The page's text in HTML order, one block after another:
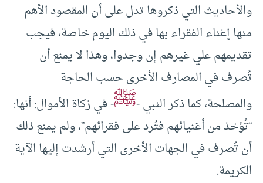
والأحاديث التي ذكروها تدل على أن المقصود الأهم
منها إغناء الفقراء بها في ذلك اليوم خاصة، فيجب
تقديمهم علي غيرهم إن وجدوا، وهذا لا يمنع أن
تُصرف في المصارف الأخرى حسب الحاجة
والمصلحة، كما ذكر النبي -ﷺ- في زكاة الأموال: أنها:
“تُؤخذ من أغنيائهم فتُرد على فقرائهم”، ولم يمنع ذلك
أن تُصرف في الجهات الأخرى التي أرشدت إليها الآية
الكريمة.